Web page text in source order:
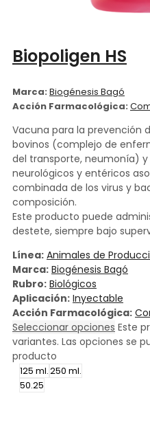
Biopoligen HS
Marca: Biogénesis Bagó
Acción Farmacológica:
Vacuna para la prevención
bovinos (complejo de
del transporte, neumonía)
neurológicos y entéricos
combinada de los virus y
composición.
Este producto puede
destete, siempre bajo
Línea: Animales de
Marca: Biogénesis Bagó
Rubro: Biológicos
Aplicación: Inyectable
Acción Farmacológica:
Seleccionar opciones Este
variantes. Las opciones se
producto
125 ml.250 ml.
50.25